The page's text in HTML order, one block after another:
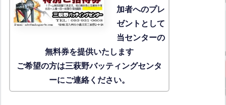
加者へのプレ
ゼントとして
当センターの
無料券を提供いたします
ご希望の方は三萩野バッティングセンタ
ーにご連絡ください。